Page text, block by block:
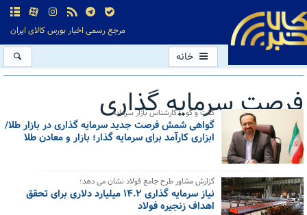
مرجع رسمی اخبار بورس کالای ایران
خانه
فرصت سرمایه گذاری
کل اخبار:3
گفت و گو با کارشناس بازار سرمایه
گواهی شمش فرصت جدید سرمایه گذاری در بازار طلا/
ابزاری کارآمد برای سرمایه گذار؛ بازار و معادن طلا
گزارش مشاور طرح جامع فولاد نشان می دهد؛
نیاز سرمایه گذاری ۱۴.۲ میلیارد دلاری برای تحقق
اهداف زنجیره فولاد